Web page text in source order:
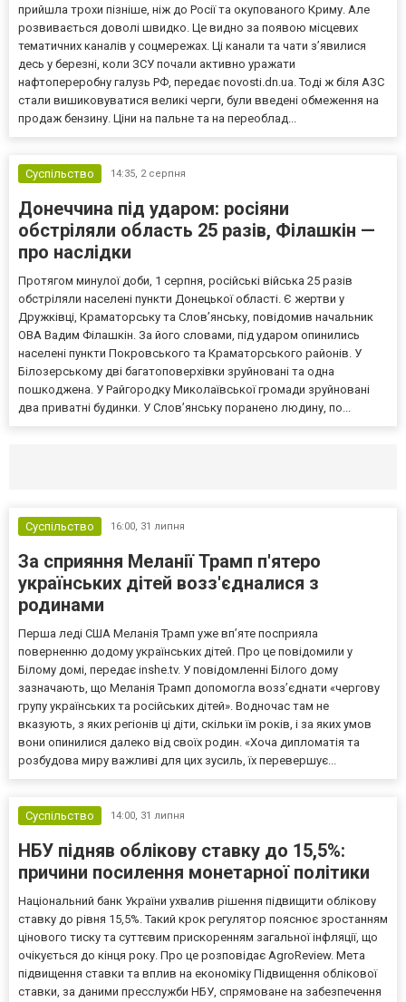
прийшла трохи пізніше, ніж до Росії та окупованого Криму. Але
розвивається доволі швидко. Це видно за появою місцевих
тематичних каналів у соцмережах. Ці канали та чати з’явилися
десь у березні, коли ЗСУ почали активно уражати
нафтопереробну галузь РФ, передає novosti.dn.ua. Тоді ж біля АЗС
стали вишиковуватися великі черги, були введені обмеження на
продаж бензину. Ціни на пальне та на переоблад...
Суспільство 14:35, 2 серпня
Донеччина під ударом: росіяни
обстріляли область 25 разів, Філашкін —
про наслідки
Протягом минулої доби, 1 серпня, російські війська 25 разів
обстріляли населені пункти Донецької області. Є жертви у
Дружківці, Краматорську та Слов’янську, повідомив начальник
ОВА Вадим Філашкін. За його словами, під ударом опинились
населені пункти Покровського та Краматорського районів. У
Білозерському дві багатоповерхівки зруйновані та одна
пошкоджена. У Райгородку Миколаївської громади зруйновані
два приватні будинки. У Слов’янську поранено людину, по...
Суспільство 16:00, 31 липня
За сприяння Меланії Трамп п'ятеро
українських дітей возз'єдналися з
родинами
Перша леді США Меланія Трамп уже впʼяте посприяла
поверненню додому українських дітей. Про це повідомили у
Білому домі, передає inshe.tv. У повідомленні Білого дому
зазначають, що Меланія Трамп допомогла возз’єднати «чергову
групу українських та російських дітей». Водночас там не
вказують, з яких регіонів ці діти, скільки їм років, і за яких умов
вони опинилися далеко від своїх родин. «Хоча дипломатія та
розбудова миру важливі для цих зусиль, їх перевершує...
Суспільство 14:00, 31 липня
НБУ підняв облікову ставку до 15,5%:
причини посилення монетарної політики
Національний банк України ухвалив рішення підвищити облікову
ставку до рівня 15,5%. Такий крок регулятор пояснює зростанням
цінового тиску та суттєвим прискоренням загальної інфляції, що
очікується до кінця року. Про це розповідає AgroReview. Мета
підвищення ставки та вплив на економіку Підвищення облікової
ставки, за даними пресслужби НБУ, спрямоване на забезпечення